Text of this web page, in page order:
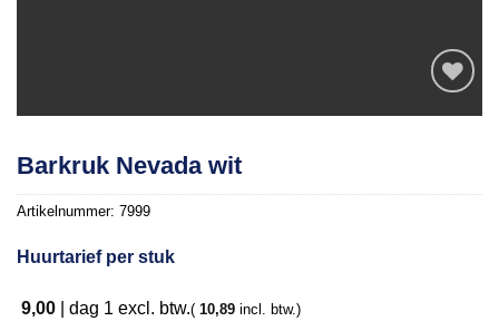
verlanglijst
Barkruk Nevada wit
Artikelnummer: 7999
Huurtarief per stuk
9,00 dag 1 excl. btw.( 10,89 incl. btw.)